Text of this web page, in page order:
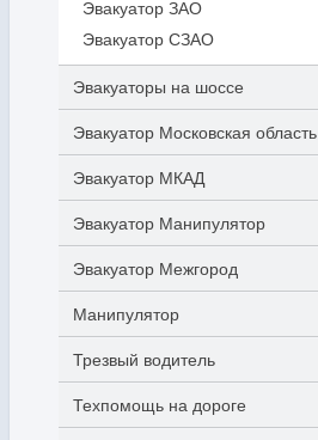
Эвакуатор ЗАО
Эвакуатор СЗАО
Эвакуаторы на шоссе
Эвакуатор Московская область
Эвакуатор МКАД
Эвакуатор Манипулятор
Эвакуатор Межгород
Манипулятор
Трезвый водитель
Техпомощь на дороге